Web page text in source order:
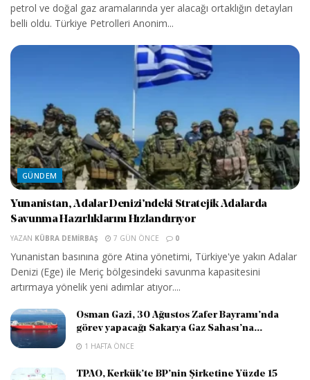
petrol ve doğal gaz aramalarında yer alacağı ortaklığın detayları
belli oldu. Türkiye Petrolleri Anonim...
GÜNDEM
Yunanistan, Adalar Denizi’ndeki Stratejik Adalarda
Savunma Hazırlıklarını Hızlandırıyor
YAZAN KÜBRA DEMIRBAŞ 7 GÜN ÖNCE 0
Yunanistan basınına göre Atina yönetimi, Türkiye'ye yakın Adalar
Denizi (Ege) ile Meriç bölgesindeki savunma kapasitesini
artırmaya yönelik yeni adımlar atıyor....
Osman Gazi, 30 Ağustos Zafer Bayramı’nda
görev yapacağı Sakarya Gaz Sahası’na...
1 HAFTA ÖNCE
TPAO, Kerkük’te BP’nin Şirketine Yüzde 15